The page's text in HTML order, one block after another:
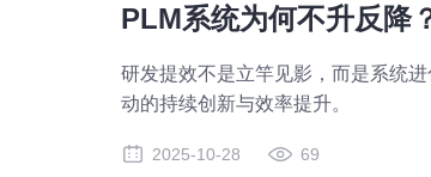
PLM系统为何不升反降
研发提效不是立竿见影，而是系统
动的持续创新与效率提升。
2025-10-28 69